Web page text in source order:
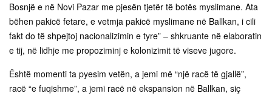
Bosnjë e në Novi Pazar me pjesën tjetër të botës myslimane. Ata
bëhen pakicë fetare, e vetmja pakicë myslimane në Ballkan, i cili
fakt do të shpejtoj nacionalizimin e tyre” – shkruante në elaboratin
e tij, në lidhje me propoziminj e kolonizimit të viseve jugore.
Është momenti ta pyesim vetën, a jemi më “një racë të gjallë”,
racë “e fuqishme”, a jemi racë në ekspansion në Ballkan, siç